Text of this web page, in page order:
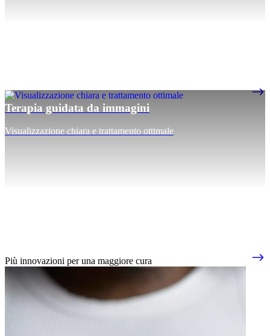
Terapia guidata da immagini
Visualizzazione chiara e trattamento ottimale
Più innovazioni per una maggiore cura